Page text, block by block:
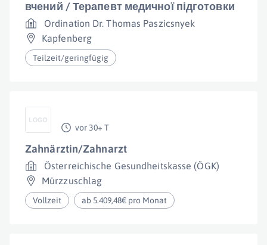
вчений / Терапевт медичної підготовки
Ordination Dr. Thomas Paszicsnyek
Kapfenberg
Teilzeit/geringfügig
vor 30+ T
Zahnärztin/Zahnarzt
Österreichische Gesundheitskasse (ÖGK)
Mürzzuschlag
Vollzeit ab 5.409,48€ pro Monat